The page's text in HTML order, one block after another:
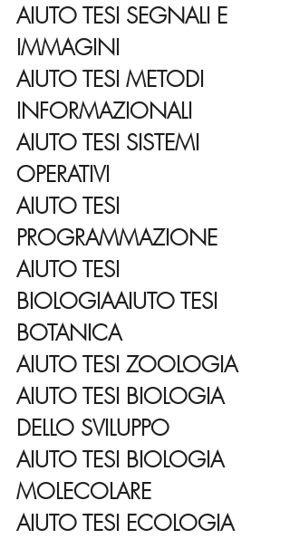
AIUTO TESI SEGNALI E
IMMAGINI
AIUTO TESI METODI
INFORMAZIONALI
AIUTO TESI SISTEMI
OPERATIVI
AIUTO TESI
PROGRAMMAZIONE
AIUTO TESI
BIOLOGIAAIUTO TESI
BOTANICA
AIUTO TESI ZOOLOGIA
AIUTO TESI BIOLOGIA
DELLO SVILUPPO
AIUTO TESI BIOLOGIA
MOLECOLARE
AIUTO TESI ECOLOGIA